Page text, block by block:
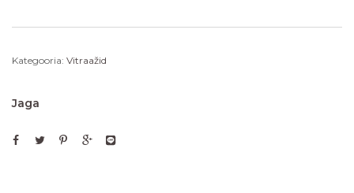
Kategooria: Vitraažid
Jaga